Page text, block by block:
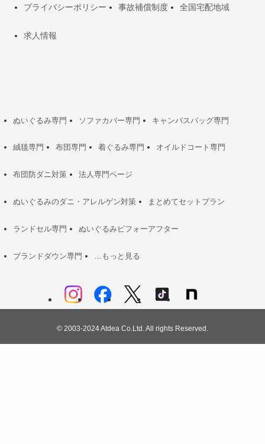
プライバシーポリシー 事故補償制度 全国宅配地域
求人情報
ぬいぐるみ専門 ソファカバー専門 キャンバスバッグ専門
絨毯専門 布団専門 着ぐるみ専門 オイルドコート専門
布団防ダニ対策 法人専門ページ
ぬいぐるみのダニ・アレルゲン対策 まとめてセットプラン
ランドセル専門 ぬいぐるみビフォーアフター
ブランドダウン専門 …もっと見る
© 2003-2024 Atdea Co.Ltd. All rights Reserved.